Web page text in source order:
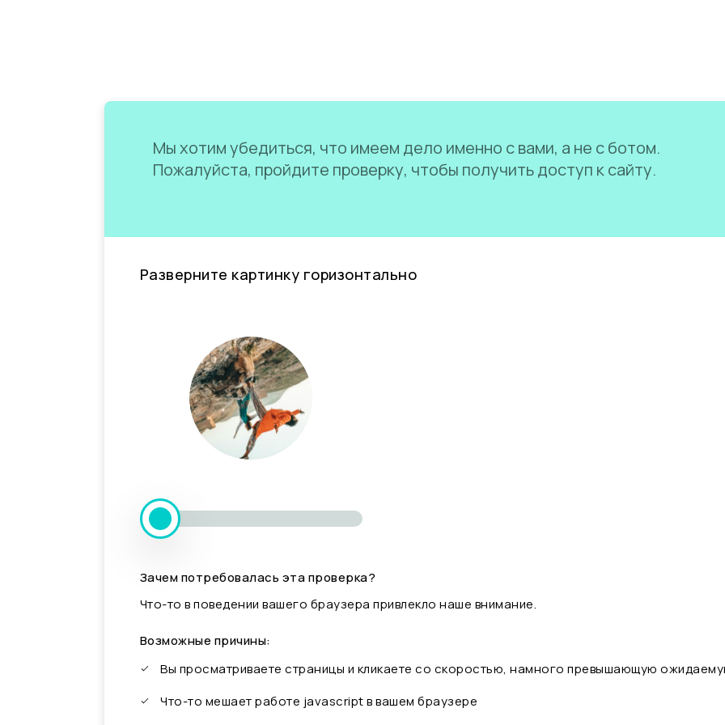
Мы хотим убедиться, что имеем дело именно с вами, а не с ботом.
Пожалуйста, пройдите проверку, чтобы получить доступ к сайту.
Разверните картинку горизонтально
Зачем потребовалась эта проверка?
Что-то в поведении вашего браузера привлекло наше внимание.
Возможные причины:
Вы просматриваете страницы и кликаете со скоростью, намного превышающую
Что-то мешает работе javascript в вашем браузере